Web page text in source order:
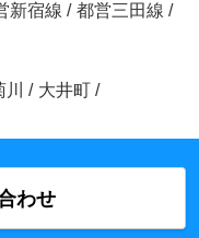
新宿線 / 都営三田線 /
/ 大井町 /
わせ